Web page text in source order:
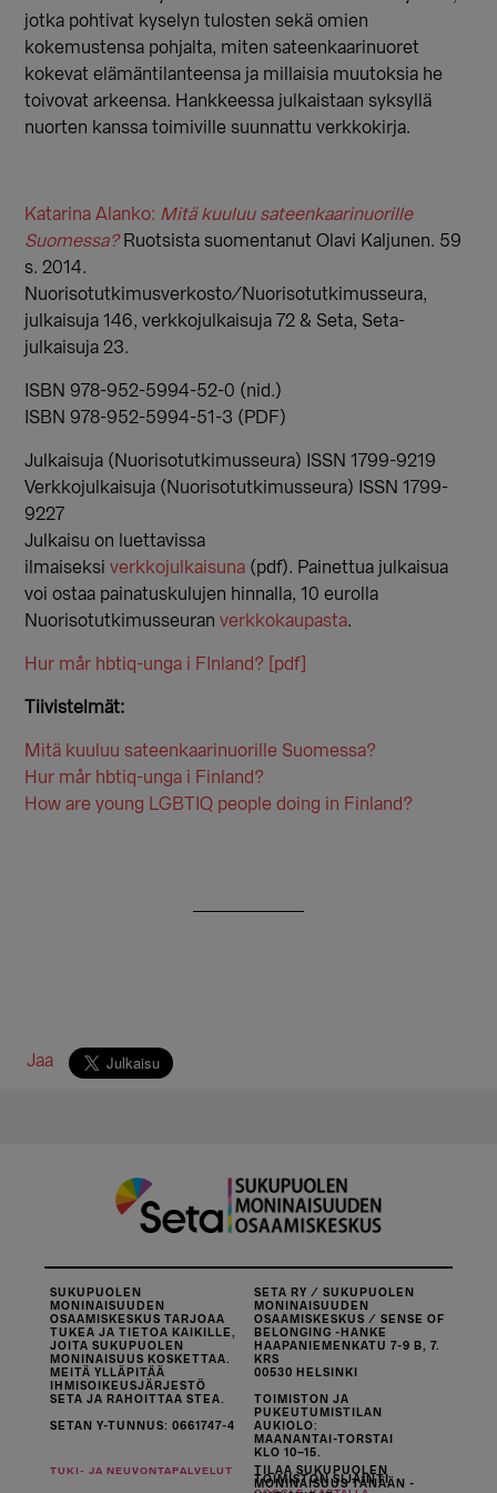
jotka pohtivat kyselyn tulosten sekä omien
kokemustensa pohjalta, miten sateenkaarinuoret
kokevat elämäntilanteensa ja millaisia muutoksia he
toivovat arkeensa. Hankkeessa julkaistaan syksyllä
nuorten kanssa toimiville suunnattu verkkokirja.
Katarina Alanko: Mitä kuuluu sateenkaarinuorille
Suomessa?Ruotsista suomentanut Olavi Kaljunen. 59
s. 2014.
Nuorisotutkimusverkosto/Nuorisotutkimusseura,
julkaisuja 146, verkkojulkaisuja 72 & Seta, Seta-
julkaisuja 23.
ISBN 978-952-5994-52-0 (nid.)
ISBN 978-952-5994-51-3 (PDF)
Julkaisuja (Nuorisotutkimusseura) ISSN 1799-9219
Verkkojulkaisuja (Nuorisotutkimusseura) ISSN 1799-
9227
Julkaisu on luettavissa
ilmaiseksiverkkojulkaisuna (pdf). Painettua julkaisua
voi ostaa painatuskulujen hinnalla, 10 eurolla
Nuorisotutkimusseuranverkkokaupasta.
Hur mår hbtiq-unga i FInland? [pdf]
Tiivistelmät:
Mitä kuuluu sateenkaarinuorille Suomessa?
Hur mår hbtiq-unga i Finland?
How are young LGBTIQ people doing in Finland?
Jaa
SUKUPUOLEN
MONINAISUUDEN
OSAAMISKESKUS TARJOAA
TUKEA JA TIETOA KAIKILLE,
JOITA SUKUPUOLEN
MONINAISUUS KOSKETTAA.
MEITÄ YLLÄPITÄÄ
IHMISOIKEUSJÄRJESTÖ
SETA JA RAHOITTAA STEA.
SETAN Y-TUNNUS: 0661747-4
SETA RY / SUKUPUOLEN
MONINAISUUDEN
OSAAMISKESKUS / SENSE OF
BELONGING -HANKE
HAAPANIEMENKATU 7-9 B, 7.
KRS
00530 HELSINKI
TOIMISTON JA
PUKEUTUMISTILAN
AUKIOLO:
MAANANTAI-TORSTAI
KLO 10–15.
TOIMISTON SIJAINTI
TUKI- JA NEUVONTAPALVELUT
TILAA SUKUPUOLEN
MONINAISUUS TÄNÄÄN -